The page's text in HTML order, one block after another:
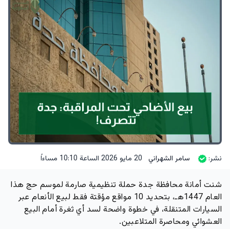
نشر: سامر الشهراني 20 مايو 2026 الساعة 10:10 مساءاً
شنت أمانة محافظة جدة حملة تنظيمية صارمة لموسم حج هذا
العام 1447هـ، بتحديد
10 مواقع مؤقتة فقط
لبيع الأنعام عبر
السيارات المتنقلة، في خطوة واضحة لسد أي ثغرة أمام البيع
العشوائي ومحاصرة المتلاعبين.